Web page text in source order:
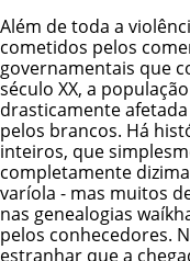
Além de toda a
cometidos pelos
governamentais que
século XX, a
drasticamente
pelos brancos. Há
inteiros, que
completamente
varíola - mas muitos
nas genealogias
pelos conhecedores.
estranhar que a